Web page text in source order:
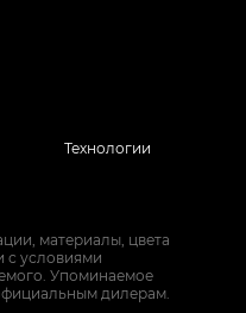
Технологии
материалы, цвета
с условиями
Упоминаемое
дилерам.